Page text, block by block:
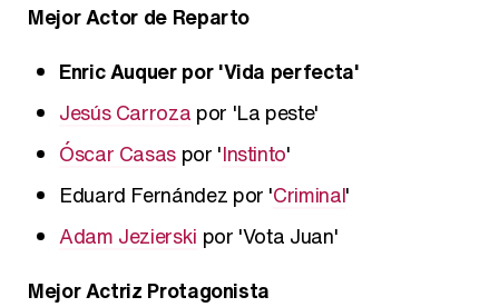
Mejor Actor de Reparto
Enric Auquer por 'Vida perfecta'
Jesús Carroza por 'La peste'
Óscar Casas por 'Instinto'
Eduard Fernández por 'Criminal'
Adam Jezierski por 'Vota Juan'
Mejor Actriz Protagonista